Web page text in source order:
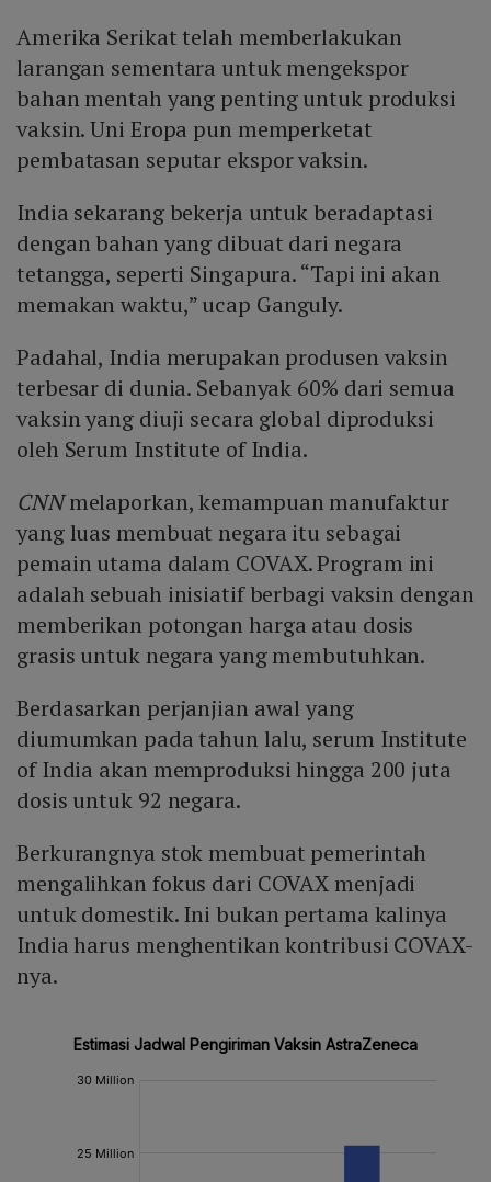
Amerika Serikat telah memberlakukan
larangan sementara untuk mengekspor
bahan mentah yang penting untuk produksi
vaksin. Uni Eropa pun memperketat
pembatasan seputar ekspor vaksin.
India sekarang bekerja untuk beradaptasi
dengan bahan yang dibuat dari negara
tetangga, seperti Singapura. “Tapi ini akan
memakan waktu,” ucap Ganguly.
Padahal, India merupakan produsen vaksin
terbesar di dunia. Sebanyak 60% dari semua
vaksin yang diuji secara global diproduksi
oleh Serum Institute of India.
CNNmelaporkan, kemampuan manufaktur
yang luas membuat negara itu sebagai
pemain utama dalam COVAX. Program ini
adalah sebuah inisiatif berbagi vaksin dengan
memberikan potongan harga atau dosis
grasis untuk negara yang membutuhkan.
Berdasarkan perjanjian awal yang
diumumkan pada tahun lalu, serum Institute
of India akan memproduksi hingga 200 juta
dosis untuk 92 negara.
Berkurangnya stok membuat pemerintah
mengalihkan fokus dari COVAX menjadi
untuk domestik. Ini bukan pertama kalinya
India harus menghentikan kontribusi COVAX-
nya.